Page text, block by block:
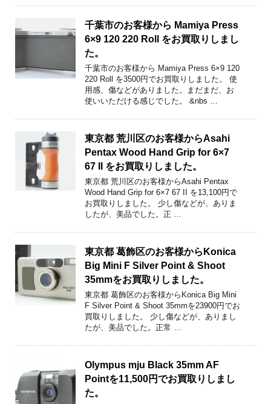
千葉市のお客様から Mamiya Press
6×9 120 220 Roll をお買取りしまし
た。
千葉市のお客様から Mamiya Press 6×9 120
220 Roll を3500円でお買取りしました。 使
用感、傷などがありました。まだまだ、お
使いいただける感じでした。 &nbs …
東京都 荒川区のお客様からAsahi
Pentax Wood Hand Grip for 6×7
67 II をお買取りしました。
東京都 荒川区のお客様からAsahi Pentax
Wood Hand Grip for 6×7 67 II を13,100円で
お買取りしました。 少し傷などが、ありま
したが、美品でした。正 …
東京都 葛飾区のお客様からKonica
Big Mini F Silver Point & Shoot
35mmをお買取りしました。
東京都 葛飾区のお客様からKonica Big Mini
F Silver Point & Shoot 35mmを23900円でお
買取りしました。 少し傷などが、ありまし
たが、美品でした。正常 …
Olympus mju Black 35mm AF
Pointを11,500円でお買取りしまし
た。